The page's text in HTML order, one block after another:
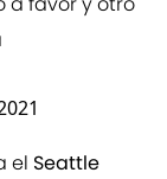
el Seattle